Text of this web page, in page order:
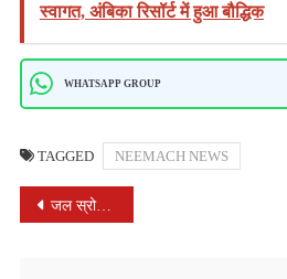
स्वागत, अंबिका रिसॉर्ट में हुआ बौद्धिक
WHATSAPP GROUP
TAGGED NEEMACH NEWS
POST
जल स्रोत, वृक्ष तथा मिट्टी पूजन कर जल संरक्षण का संकल्प लिया